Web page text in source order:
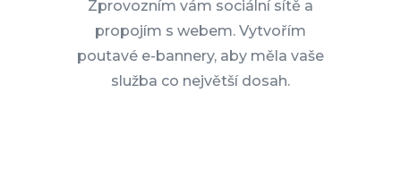
Zprovozním vám sociální sítě a
propojím s webem. Vytvořím
poutavé e-bannery, aby měla vaše
služba co největší dosah.